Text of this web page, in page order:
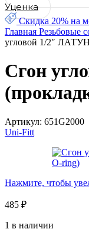
Уценка
Скидка 20% на
Главная Резьбовые
угловoй 1/2″
Сгон
Артикул: 651G2000
Uni-Fitt
Нажмите, чтобы
485 ₽
1 в наличии